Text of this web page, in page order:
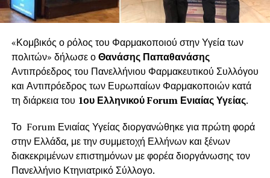
«Κομβικός ο ρόλος του Φαρμακοποιού στην Υγεία των
πολιτών» δήλωσε οΘανάσης Παπαθανάσης
Αντιπρόεδρος του Πανελλήνιου Φαρμακευτικού Συλλόγου
και Αντιπρόεδρος των Ευρωπαίων Φαρμακοποιών κατά
τη διάρκεια του 1ου Ελληνικού Forum Ενιαίας Υγείας.
Το Forum Ενιαίας Υγείας διοργανώθηκε για πρώτη φορά
στην Ελλάδα, με την συμμετοχή Ελλήνων και ξένων
διακεκριμένων επιστημόνων με φορέα διοργάνωσης τον
Πανελλήνιο Κτηνιατρικό Σύλλογο.